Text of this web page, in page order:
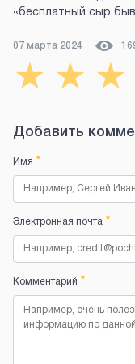
«бесплатный сыр
07 марта 2024
★ ★ ★
Добавить
Имя *
Электронная почта *
Комментарий *